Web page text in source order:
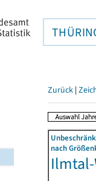
Zurück |
nach
Ilmtal-